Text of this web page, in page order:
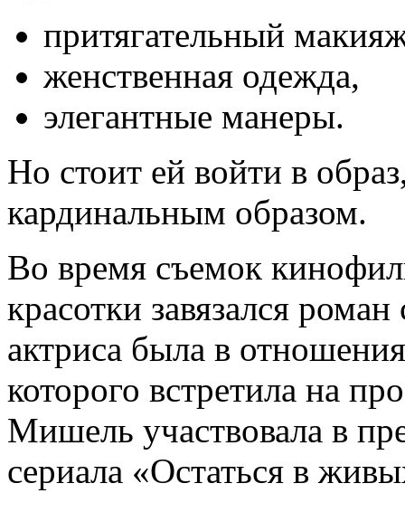
притягательный
женственная одежда,
элегантные манеры.
Но стоит ей войти в
кардинальным образом.
Во время съемок
красотки завязался
актриса была в
которого встретила на
Мишель участвовала в
сериала «Остаться в